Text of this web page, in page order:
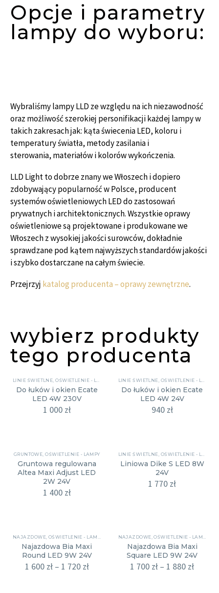
Opcje i parametry
lampy do wyboru:
Wybraliśmy lampy LLD ze względu na ich niezawodność
oraz możliwość szerokiej personifikacji każdej lampy w
takich zakresach jak: kąta świecenia LED, koloru i
temperatury światła, metody zasilania i
sterowania, materiałów i kolorów wykończenia.
LLD Light to dobrze znany we Włoszech i dopiero
zdobywający popularność w Polsce, producent
systemów oświetleniowych LED do zastosowań
prywatnych i architektonicznych. Wszystkie oprawy
oświetleniowe są projektowane i produkowane we
Włoszech z wysokiej jakości surowców, dokładnie
sprawdzane pod kątem najwyższych standardów jakości
i szybko dostarczane na całym świecie.
Przejrzyj katalog producenta – oprawy zewnętrzne.
wybierz produkty
tego producenta
LINIE ŚWIETLNE,OŚWIETLENIE - LAMPY
Do łuków i okien Ecate
LED 4W 230V
1 000 zł
LINIE ŚWIETLNE, OŚWIETLENIE - LAMPY
Do łuków i okien Ecate
LED 4W 24V
940 zł
GRUNTOWE,OŚWIETLENIE - LAMPY
Gruntowa regulowana
Altea Maxi Adjust LED
2W 24V
1 400 zł
LINIE ŚWIETLNE, OŚWIETLENIE - LAMPY
Liniowa Dike S LED 8W
24V
1 770 zł
NAJAZDOWE, OŚWIETLENIE - LAMPY
Najazdowa Bia Maxi
Round LED 9W 24V
1 600 zł – 1 720 zł
NAJAZDOWE,OŚWIETLENIE - LAMPY
Najazdowa Bia Maxi
Square LED 9W 24V
1 700 zł – 1 880 zł